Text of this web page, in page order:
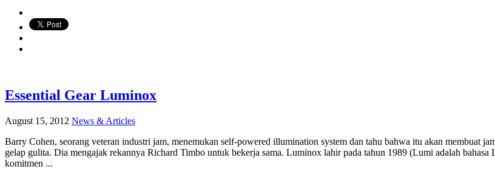
Essential Gear Luminox
August 15, 2012 News & Articles
Barry Cohen, seorang veteran industri jam, menemukan self-powered illumination system dan tahu bahwa itu akan membuat
gelap gulita. Dia mengajak rekannya Richard Timbo untuk bekerja sama. Luminox lahir pada tahun 1989 (Lumi adalah
komitmen ...